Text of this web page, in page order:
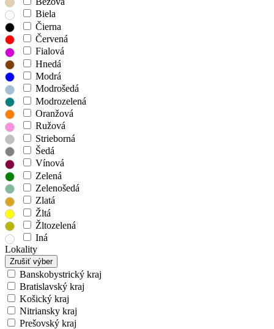
Biela
Čierna
Červená
Fialová
Hnedá
Modrá
Modrošedá
Modrozelená
Oranžová
Ružová
Strieborná
Šedá
Vínová
Zelená
Zelenošedá
Zlatá
Žltá
Žltozelená
Iná
Lokality
Zrušiť výber
Banskobystrický kraj
Bratislavský kraj
Košický kraj
Nitriansky kraj
Prešovský kraj